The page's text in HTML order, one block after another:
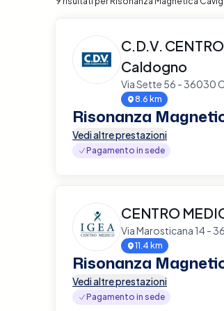
C.D.V.
Caldogno
Via Sette 56 - 36030
8.6 km
Risonanza
Vedi altre prestazioni
Pagamento in sede
CENTRO
Via Marosticana 14 -
11.4 km
Risonanza
Vedi altre prestazioni
Pagamento in sede